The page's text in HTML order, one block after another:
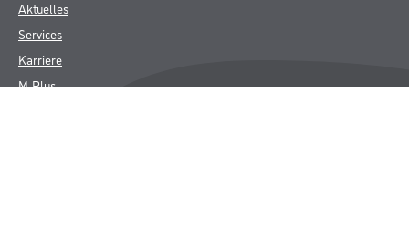
Aktuelles
Services
Karriere
M-Plus